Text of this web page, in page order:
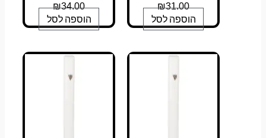
₪31.00
הוספה לסל
₪34.00
הוספה לסל